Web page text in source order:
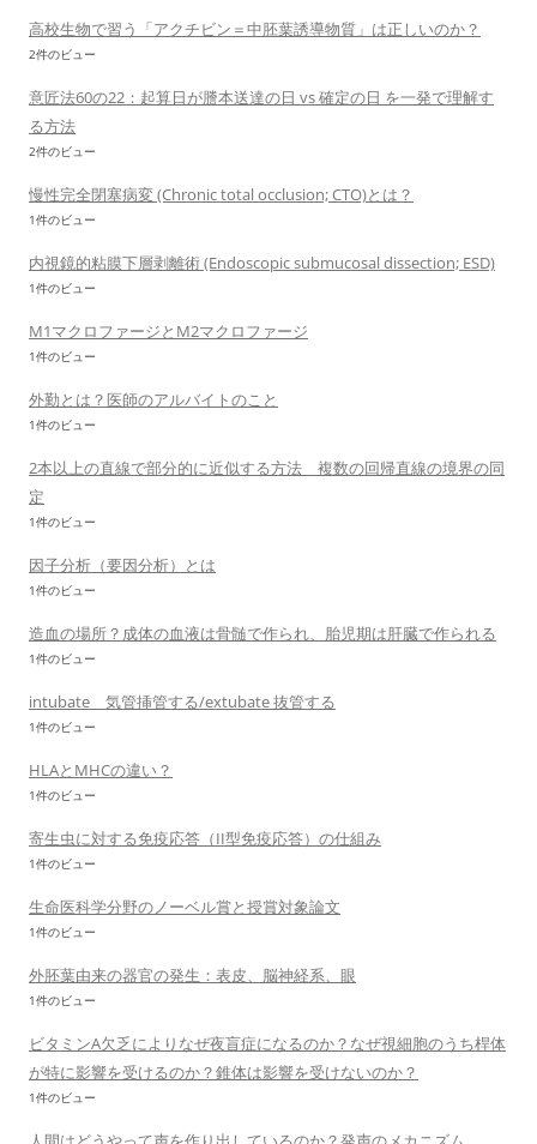
高校生物で習う「アクチビン＝中胚葉誘導物質」は正しいのか？
2件のビュー
意匠法60の22：起算日が謄本送達の日 vs 確定の日 を一発で理解す
る方法
2件のビュー
慢性完全閉塞病変 (Chronic total occlusion; CTO)とは？
1件のビュー
内視鏡的粘膜下層剥離術 (Endoscopic submucosal dissection; ESD)
1件のビュー
M1マクロファージとM2マクロファージ
1件のビュー
外勤とは？医師のアルバイトのこと
1件のビュー
2本以上の直線で部分的に近似する方法 複数の回帰直線の境界の同
定
1件のビュー
因子分析（要因分析）とは
1件のビュー
造血の場所？成体の血液は骨髄で作られ、胎児期は肝臓で作られる
1件のビュー
intubate 気管挿管する/extubate 抜管する
1件のビュー
HLAとMHCの違い？
1件のビュー
寄生虫に対する免疫応答（II型免疫応答）の仕組み
1件のビュー
生命医科学分野のノーベル賞と授賞対象論文
1件のビュー
外胚葉由来の器官の発生：表皮、脳神経系、眼
1件のビュー
ビタミンA欠乏によりなぜ夜盲症になるのか？なぜ視細胞のうち桿体
が特に影響を受けるのか？錐体は影響を受けないのか？
1件のビュー